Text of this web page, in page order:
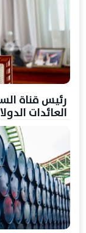
رئيس قناة
العائدات